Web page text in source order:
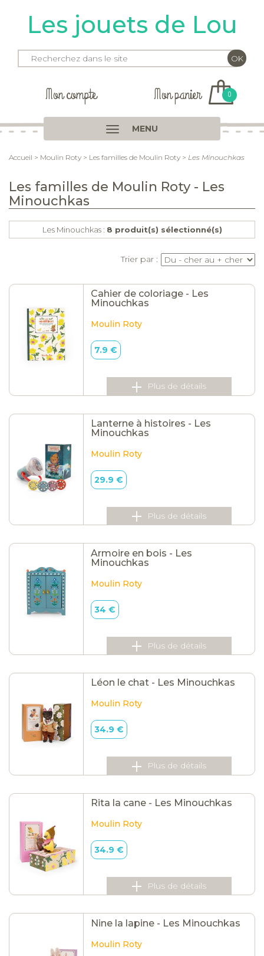
Les jouets de Lou
Mon compte Mon panier 0
MENU
Accueil > Moulin Roty > Les familles de Moulin Roty > Les Minouchkas
Les familles de Moulin Roty - Les
Minouchkas
Les Minouchkas : 8 produit(s) sélectionné(s)
Trier par :
Cahier de coloriage - Les
Minouchkas
Moulin Roty
7.9 €
Plus de détails
Lanterne à histoires - Les
Minouchkas
Moulin Roty
29.9 €
Plus de détails
Armoire en bois - Les
Minouchkas
Moulin Roty
34 €
Plus de détails
Léon le chat - Les Minouchkas
Moulin Roty
34.9 €
Plus de détails
Rita la cane - Les Minouchkas
Moulin Roty
34.9 €
Plus de détails
Nine la lapine - Les Minouchkas
Moulin Roty